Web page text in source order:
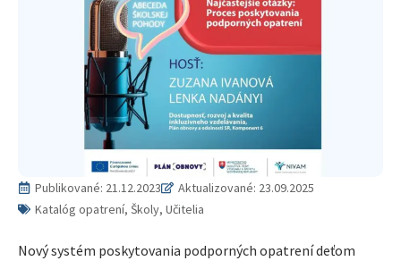
Publikované: 21.12.2023
Aktualizované: 23.09.2025
Katalóg opatrení, Školy, Učitelia
Nový systém poskytovania podporných opatrení deťom